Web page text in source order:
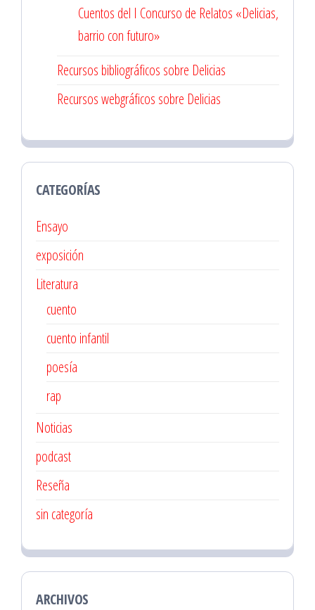
Cuentos del I Concurso de Relatos «Delicias,
barrio con futuro»
Recursos bibliográficos sobre Delicias
Recursos webgráficos sobre Delicias
CATEGORÍAS
Ensayo
exposición
Literatura
cuento
cuento infantil
poesía
rap
Noticias
podcast
Reseña
sin categoría
ARCHIVOS